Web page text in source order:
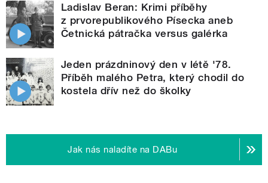
Ladislav Beran: Krimi příběhy
z prvorepublikového Písecka aneb
Četnická pátračka versus galérka
Jeden prázdninový den v létě '78.
Příběh malého Petra, který chodil do
kostela dřív než do školky
Jak nás naladíte na DABu